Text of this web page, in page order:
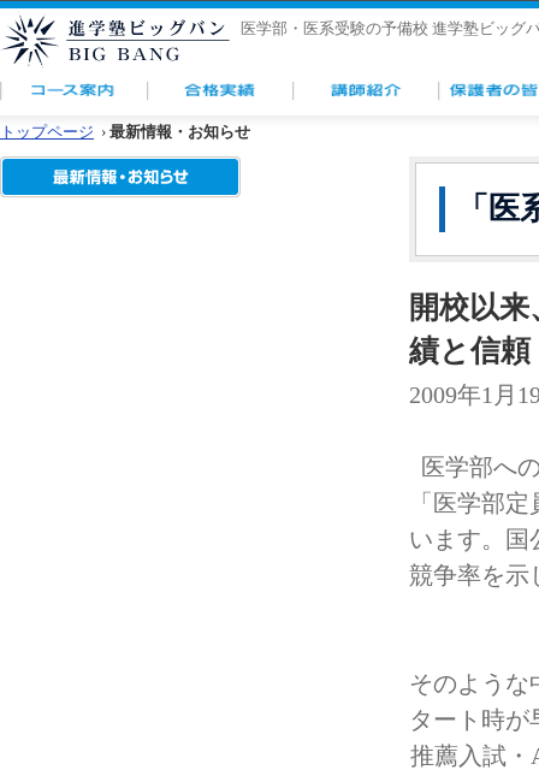
医学部・医系受験の予備校 進学塾ビッグ
トップページ › 最新情報・お知らせ
「
開校以
績と信頼
2009年1月
医学部へ
「医学部
います。国
競争率を示
そのような
タート時が
推薦入試・